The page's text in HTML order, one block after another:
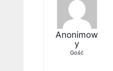
Anonimow
y
Gość